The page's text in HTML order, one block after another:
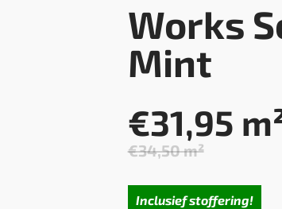
Works
Mint
€34,50m²
prijs
€31,95
Huidige
prijs
Inclusief stoffering!